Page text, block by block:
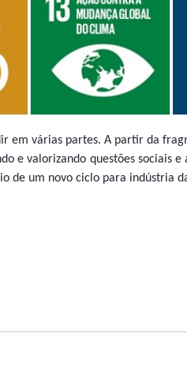
várias partes. A partir da
e valorizando questões sociais
de um novo ciclo para indústria